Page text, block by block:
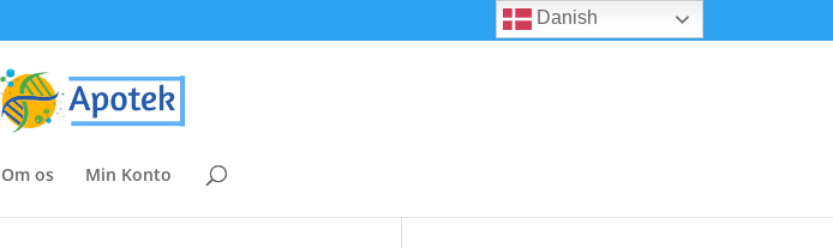
Om os Min Konto
Danish